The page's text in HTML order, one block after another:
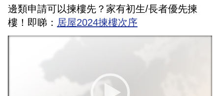
邊類申請可以揀樓先？家有初生/長者優先揀
樓！即睇： 居屋2024揀樓次序